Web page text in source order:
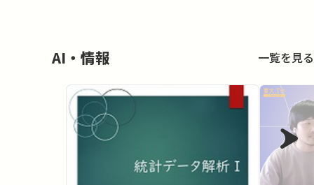
AI・情報 一覧を見る